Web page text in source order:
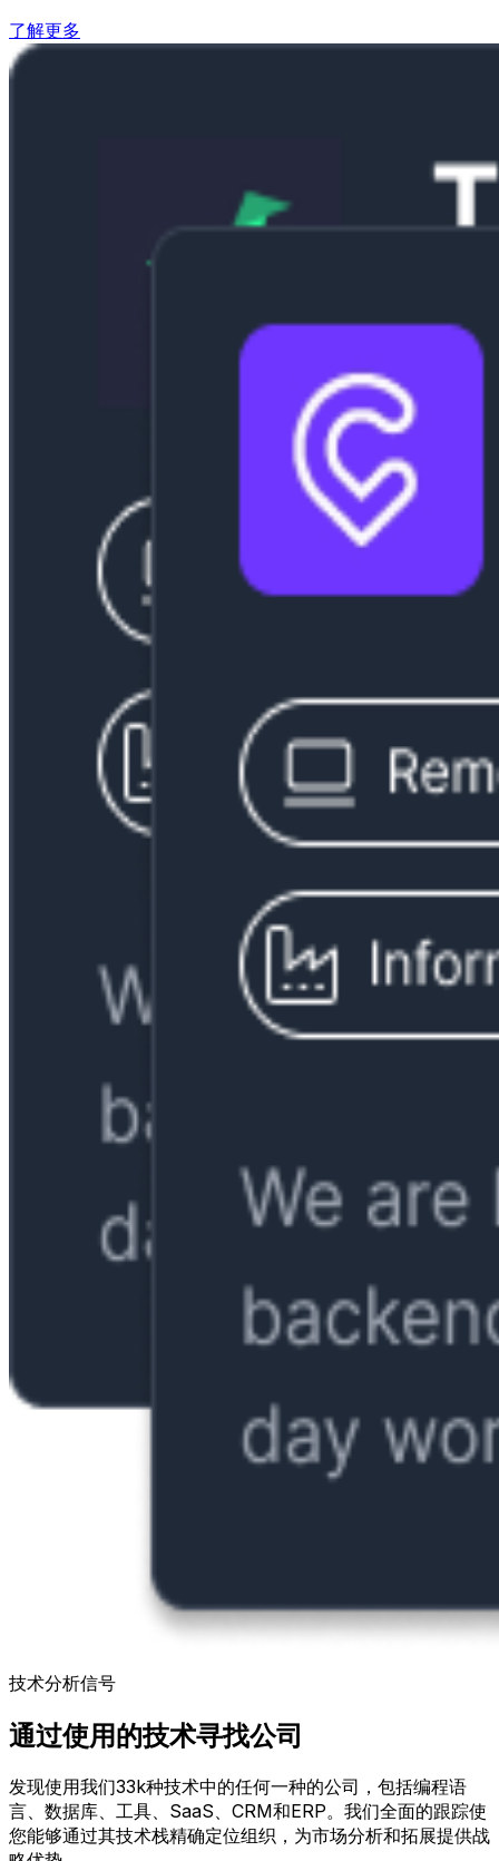
了解更多
技术分析信号
通过使用的技术寻找公司
发现使用我们33k种技术中的任何一种的公司，包括编程语
言、数据库、工具、SaaS、CRM和ERP。我们全面的跟踪使
您能够通过其技术栈精确定位组织，为市场分析和拓展提供战